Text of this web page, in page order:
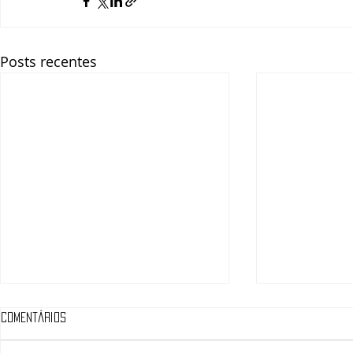
Posts recentes
Comentários